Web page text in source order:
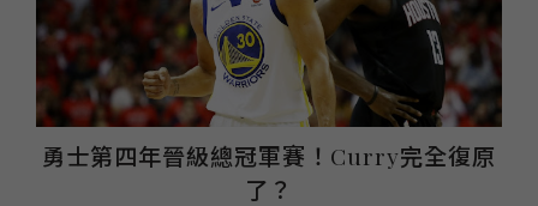
勇士第四年晉級總冠軍賽！Curry完全復原
了？